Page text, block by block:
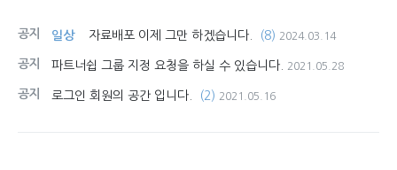
공지 일상 자료배포 이제 그만 하겠습니다. (8) 2024.03.14
공지 파트너쉽 그룹 지정 요청을 하실 수 있습니다. 2021.05.28
공지 로그인 회원의 공간 입니다. (2) 2021.05.16